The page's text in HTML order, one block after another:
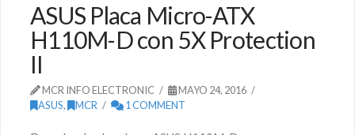
ASUS Placa Micro-ATX
H110M-D con 5X Protection
II
MCR INFO ELECTRONIC
MAYO 24, 2016
ASUS, MCR 1 COMMENT